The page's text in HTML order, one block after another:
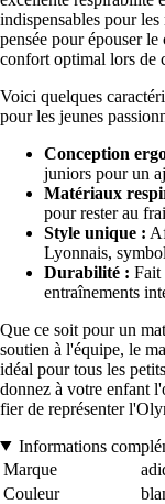
indispensables pour les
pensée pour épouser
confort optimal lors de
Voici quelques
pour les jeunes
Conception
juniors pour un
Matériaux
pour rester au
Style unique :
Lyonnais,
Durabilité : Fait
entraînements
Que ce soit pour un
soutien à l'équipe, le
idéal pour tous les
donnez à votre enfant
fier de représenter
Informations
Marque
Couleur